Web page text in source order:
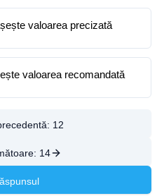
valoarea precizată
valoarea recomandată
12
14